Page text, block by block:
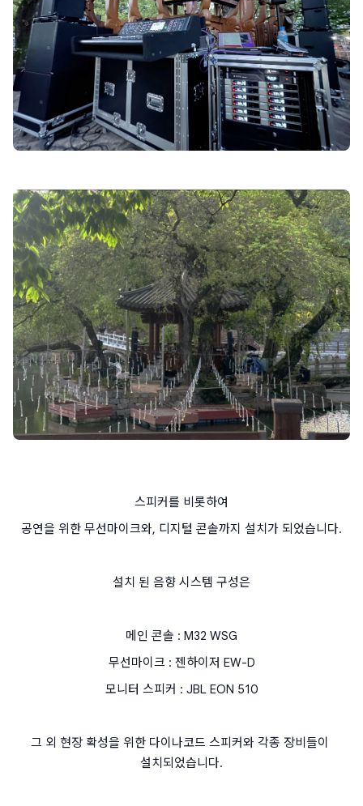
스피커를 비롯하여
공연을 위한 무선마이크와, 디지털 콘솔까지 설치가 되었습니다.
설치 된 음향 시스템 구성은
메인 콘솔 : M32 WSG
무선마이크 : 젠하이저 EW-D
모니터 스피커 : JBL EON 510
그 외 현장 확성을 위한 다이나코드 스피커와 각종 장비들이
설치되었습니다.